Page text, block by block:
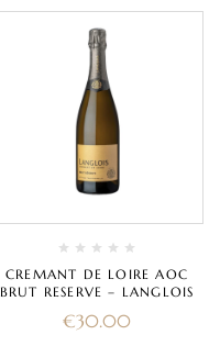
CREMANT DE LOIRE AOC
BRUT RESERVE – LANGLOIS
€30.00